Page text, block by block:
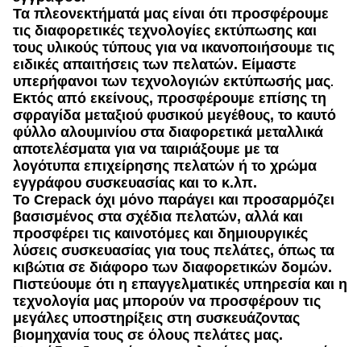
Τα πλεονεκτήματά μας είναι ότι προσφέρουμε
τις διαφορετικές τεχνολογίες εκτύπωσης και
τους υλικούς τύπους για να ικανοποιήσουμε τις
ειδικές απαιτήσεις των πελατών. Είμαστε
υπερήφανοι των τεχνολογιών εκτύπωσής μας.
Εκτός από εκείνους, προσφέρουμε επίσης τη
σφραγίδα μεταξιού φυσικού μεγέθους, το καυτό
φύλλο αλουμινίου στα διαφορετικά μεταλλικά
αποτελέσματα για να ταιριάξουμε με τα
λογότυπα επιχείρησης πελατών ή το χρώμα
εγγράφου συσκευασίας και το κ.λπ.
Το Crepack όχι μόνο παράγει και προσαρμόζει
βασισμένος στα σχέδια πελατών, αλλά και
προσφέρει τις καινοτόμες και δημιουργικές
λύσεις συσκευασίας για τους πελάτες, όπως τα
κιβώτια σε διάφορο των διαφορετικών δομών.
Πιστεύουμε ότι η επαγγελματικές υπηρεσία και η
τεχνολογία μας μπορούν να προσφέρουν τις
μεγάλες υποστηρίξεις στη συσκευάζοντας
βιομηχανία τους σε όλους πελάτες μας.